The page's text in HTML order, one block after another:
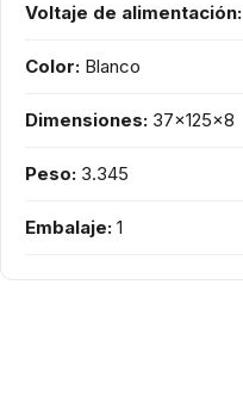
Voltaje de alimentación:
Color: Blanco
Dimensiones: 37x125x8
Peso: 3.345
Embalaje: 1